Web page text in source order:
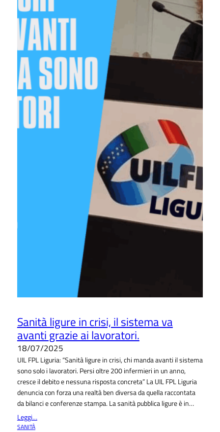
Sanità ligure in crisi, il sistema va
avanti grazie ai lavoratori.
18/07/2025
UIL FPL Liguria: “Sanità ligure in crisi, chi manda avanti il sistema
sono solo i lavoratori. Persi oltre 200 infermieri in un anno,
cresce il debito e nessuna risposta concreta” La UIL FPL Liguria
denuncia con forza una realtà ben diversa da quella raccontata
da bilanci e conferenze stampa. La sanità pubblica ligure è in…
Leggi…
SANITÀ